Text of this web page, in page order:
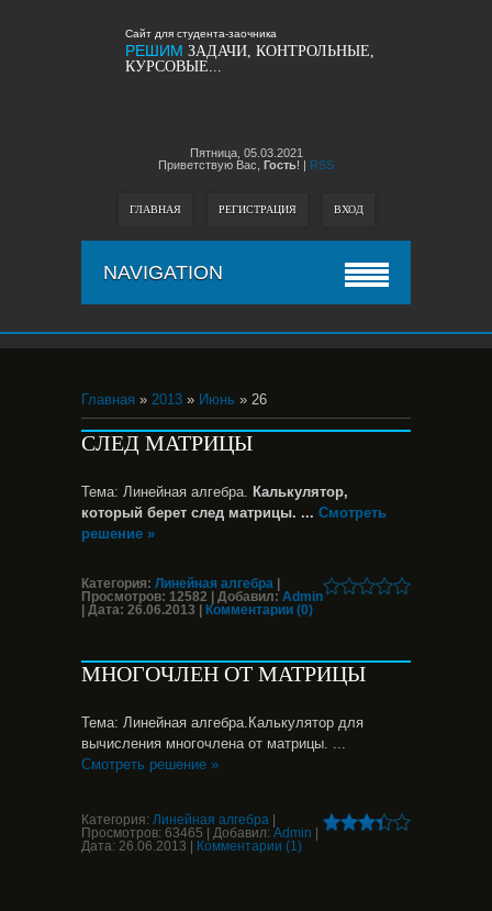
Сайт для студента-заочника
РЕШИМ ЗАДАЧИ, КОНТРОЛЬНЫЕ,
КУРСОВЫЕ...
Пятница, 05.03.2021
Приветствую Вас, Гость! | RSS
ГЛАВНАЯ РЕГИСТРАЦИЯ ВХОД
NAVIGATION
Главная » 2013 » Июнь » 26
СЛЕД МАТРИЦЫ
Тема: Линейная алгебра. Калькулятор,
который берет след матрицы. ... Смотреть
решение »
Категория: Линейная алгебра
Просмотров: 12582 Добавил: Admin
Дата: 26.06.2013 Комментарии (0)
МНОГОЧЛЕН ОТ МАТРИЦЫ
Тема: Линейная алгебра.Калькулятор для
вычисления многочлена от матрицы. ...
Смотреть решение »
Категория: Линейная алгебра
Просмотров: 63465 Добавил: Admin
Дата: 26.06.2013 Комментарии (1)